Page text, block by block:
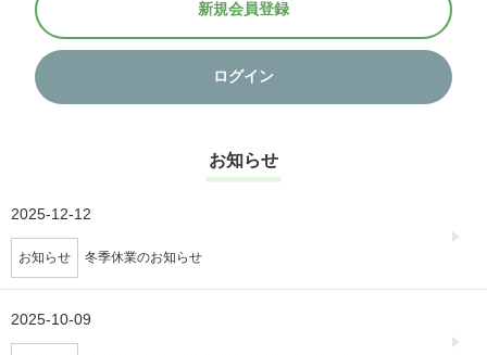
新規会員登録
ログイン
お知らせ
2025-12-12
お知らせ 冬季休業のお知らせ
2025-10-09